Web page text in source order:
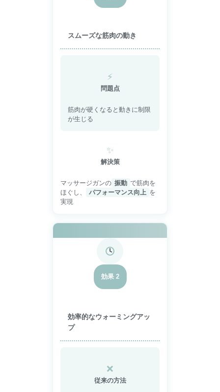
スムーズな筋肉の動き
⚡
問題点
筋肉が硬くなると動きに制限
が生じる
✨
解決策
マッサージガンの 振動 で筋肉を
ほぐし、
パフォーマンス向上 を
実現
効果 2
効率的なウォーミングアッ
プ
❌
従来の方法